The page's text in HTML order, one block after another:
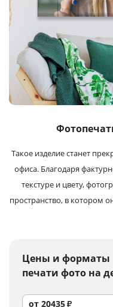
Багетная мастерская
Полиграфия
Услуги и сервис
Такое изделие станет
офиса. Благодаря
текстуре и цвету,
пространство, в котором
Цены и форматы
печати фото на
от 20435₽